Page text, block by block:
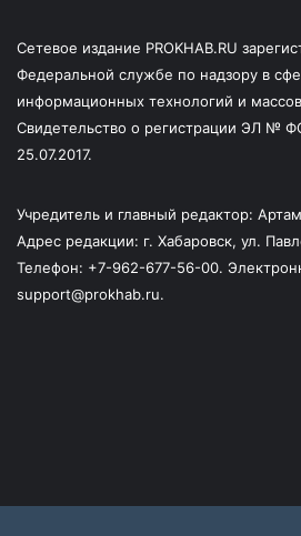
Сетевое издание PROKHAB.RU
Федеральной службе по надзору в
информационных технологий и
Свидетельство о регистрации ЭЛ №
25.07.2017.
Учредитель и главный редактор:
Адрес редакции: г. Хабаровск, ул.
Телефон: +7-962-677-56-00.
support@prokhab.ru.